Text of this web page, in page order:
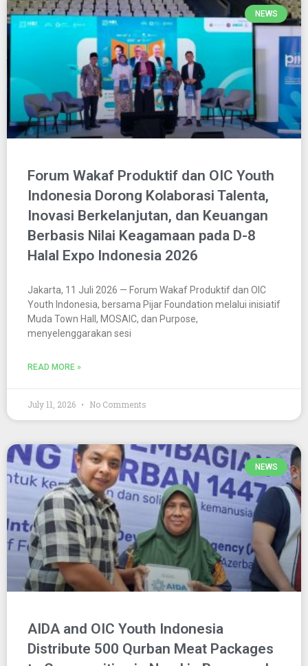
NEWS
Forum Wakaf Produktif dan OIC Youth
Indonesia Dorong Kolaborasi Talenta,
Inovasi Berkelanjutan, dan Keuangan
Berbasis Nilai Keagamaan pada D-8
Halal Expo Indonesia 2026
Jakarta, 11 Juli 2026 — Forum Wakaf Produktif dan OIC
Youth Indonesia, bersama Pijar Foundation melalui inisiatif
Muda Town Hall, MOSAIC, dan Purpose,
menyelenggarakan sesi
READ MORE »
July 11, 2026 No Comments
NEWS
AIDA and OIC Youth Indonesia
Distribute 500 Qurban Meat Packages